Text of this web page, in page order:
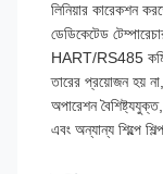
লিনিয়ার কারেকশন
ডেডিকেটেড
HART/RS485
তারের প্রয়োজন হয় না,
অপারেশন
এবং অন্যান্য শিল্পে